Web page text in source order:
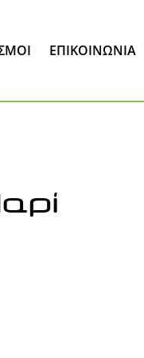
ΕΠΙΚΟΙΝΩΝΊΑ